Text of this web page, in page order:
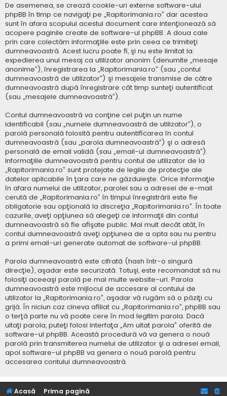
De asemenea, se crează cookie-uri externe software-ului
phpBB în timp ce navigaţi pe „Rapitorimania.ro” dar acestea
sunt în afara scopului acestui document care intenţionează să
acopere paginile create de software-ul phpBB. A doua cale
prin care colectăm informaţiile este prin ceea ce trimiteţi
dumneavoastră. Acest lucru poate fi, şi nu este limitat la:
expedierea unui mesaj ca utilizator anonim (denumite „mesaje
anonime”), înregistrarea la „Rapitorimania.ro” (sau „contul
dumneavoastră de utilizator”) şi mesajele transmise de către
dumneavoastră după înregistrare cât timp sunteţi autentificat
(sau „mesajele dumneavoastră”).
Contul dumneavoastră va conţine cel puţin un nume
identificabil (sau „numele dumneavoastră de utilizator”), o
parolă personală folosită pentru autentificarea în contul
dumneavoastră (sau „parola dumneavoastră”) şi o adresă
personală de email validă (sau „email-ul dumneavoastră”).
Informaţiile dumneavoastră pentru contul de utilizator de la
„Rapitorimania.ro” sunt protejate de legile de protecţie ale
datelor aplicabile în ţara care ne găzduieşte. Orice informaţie
în afara numelui de utilizator, parolei sau a adresei de e-mail
cerută de „Rapitorimania.ro” în timpul înregistrării este fie
obligatorie sau opţională la discreţia „Rapitorimania.ro”. În toate
cazurile, aveţi opţiunea să alegeţi ce informaţii din contul
dumneavoastră să fie afişate public. Mai mult decât atât, în
contul dumneavoastră aveţi opţiunea de a opta sau nu pentru
a primi email-uri generate automat de software-ul phpBB.
Parola dumneavoastră este cifrată (hash într-o singură
direcţie), aşadar este securizată. Totuşi, este recomandat să nu
folosiţi aceeaşi parolă pe mai multe website-uri. Parola
dumneavoastră este mijlocul de accesare al contului de
utilizator la „Rapitorimania.ro”, aşadar vă rugăm să o păziţi cu
grijă. În niciun caz cineva afiliat cu „Rapitorimania.ro”, phpBB sau
o terţă parte nu vă poate cere în mod legitim parola. Dacă
uitaţi parola, puteţi folosi interfaţa „Am uitat parola” oferită de
software-ul phpBB. Această procedură vă va genera o nouă
parolă prin transmiterea numelui de utilizator şi a adresei email,
apoi software-ul phpBB va genera o nouă parolă pentru
accesarea contului dumneavoastră.
Acasă Prima pagină